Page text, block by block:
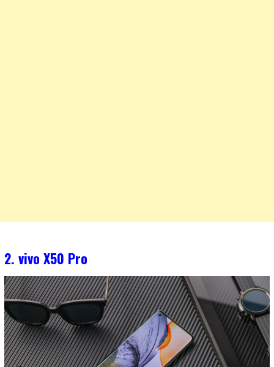
2. vivo X50 Pro